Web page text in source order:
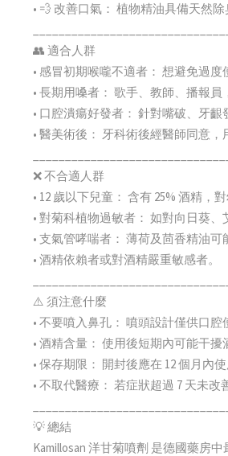
• 💨 改善口氣： 植物精油具備天然
👥 適合人群
• 感冒初期喉嚨不適者： 想避免過度
• 長期用嗓者： 歌手、教師、播報員
• 口腔潰瘍好發者： 針對嘴破、牙齦
• 醫美術後： 牙科術後經醫師同意，
❌ 不合適人群
• 12 歲以下兒童： 含有 25% 酒精，
• 對菊科植物過敏者： 如對向日葵、
• 支氣管哮喘者： 薄荷及茴香精油可
• 酒精依賴者或對酒精嚴重敏感者。
⚠️ 須注意什麼
• 不要噴入鼻孔： 噴頭設計僅供口腔
• 酒精含量： 使用後短期內可能干擾
• 保存期限： 開封後應在 12 個月內
• 不取代醫療： 若症狀超過 7 天未
💡 總結
Kamillosan 洋甘菊噴劑 是德國藥房